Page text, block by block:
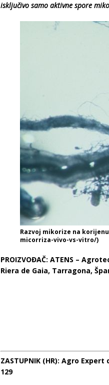
isključivo samo aktivne spore
Razvoj mikorize na
micorriza-vivo-vs-vitro/)
PROIZVOĐAČ: ATENS –
Riera de Gaia, Tarragona,
ZASTUPNIK (HR): Agro
129